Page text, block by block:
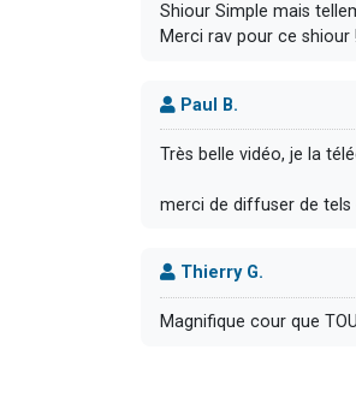
Shiour Simple mais
Merci rav pour ce
Paul B.
Très belle vidéo, je la
merci de diffuser de tels
Thierry G.
Magnifique cour que